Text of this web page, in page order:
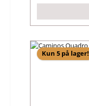
Kun 5 på lager!